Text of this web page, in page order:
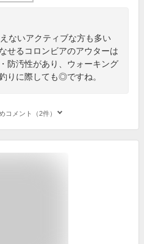
ないアクティブな方も多い
せるコロンビアのアウターは
防汚性があり、ウォーキング
りに際しても◎ですね。
コメント（2件）